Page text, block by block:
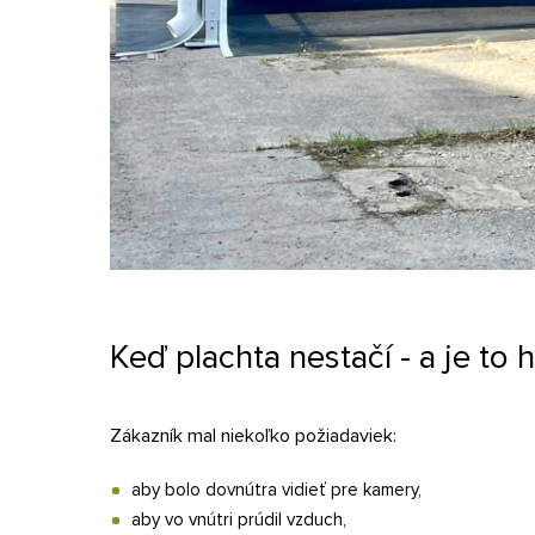
Keď plachta nestačí - a je to
Zákazník mal niekoľko požiadaviek:
aby bolo dovnútra vidieť pre kamery,
aby vo vnútri prúdil vzduch,